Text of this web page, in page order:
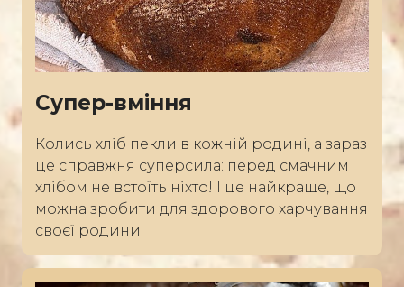
Супер-вміння
Колись хліб пекли в кожній родині, а зараз
це справжня суперсила: перед смачним
хлібом не встоїть ніхто! І це найкраще, що
можна зробити для здорового харчування
своєї родини.